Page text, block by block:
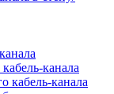
канала
кабель-канала